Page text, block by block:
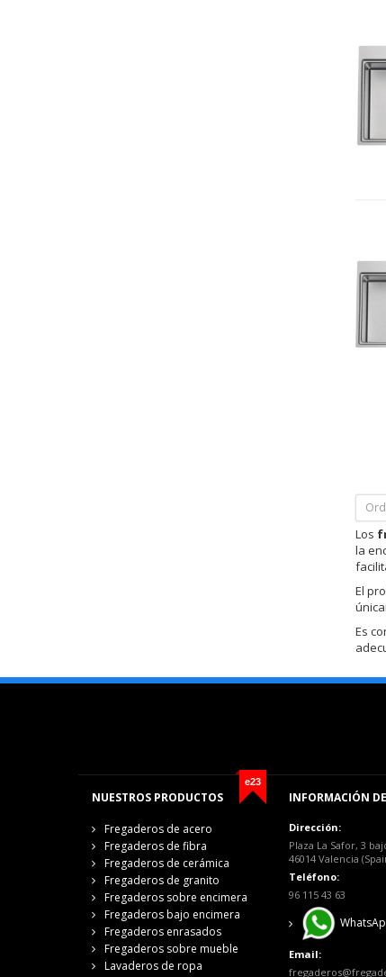
Los
la
El
Es
e23
NUESTROS PRODUCTOS
Fregaderos de acero
Fregaderos de fibra
Fregaderos de cerámica
Fregaderos de granito
Fregaderos sobre encimera
Fregaderos bajo encimera
Fregaderos enrasados
Fregaderos sobre mueble
Lavaderos de ropa
INFORMACIÓN
Dirección:
Plaza La Safor, 3
46014 Valencia
Teléfono:
96 115 43 63
Email: